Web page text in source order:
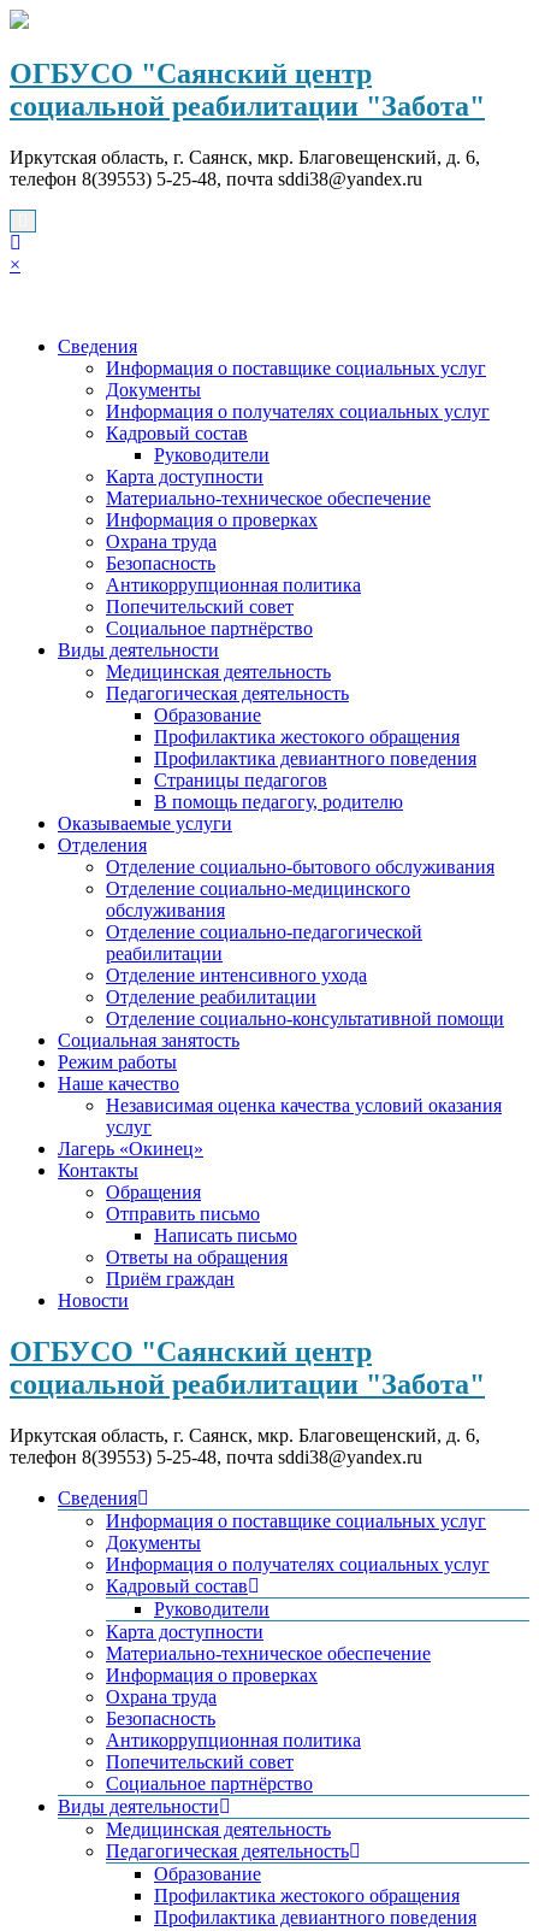
Перейти
содержимому
ОГБУСО "Саянский центр
социальной реабилитации "Забота"
Иркутская область, г. Саянск, мкр. Благовещенский, д. 6,
телефон 8(39553) 5-25-48, почта sddi38@yandex.ru
×
Сведения
Информация о поставщике социальных услуг
Документы
Информация о получателях социальных услуг
Кадровый состав
Руководители
Карта доступности
Материально-техническое обеспечение
Информация о проверках
Охрана труда
Безопасность
Антикоррупционная политика
Попечительский совет
Социальное партнёрство
Виды деятельности
Медицинская деятельность
Педагогическая деятельность
Образование
Профилактика жестокого обращения
Профилактика девиантного поведения
Страницы педагогов
В помощь педагогу, родителю
Оказываемые услуги
Отделения
Отделение социально-бытового обслуживания
Отделение социально-медицинского
обслуживания
Отделение социально-педагогической
реабилитации
Отделение интенсивного ухода
Отделение реабилитации
Отделение социально-консультативной помощи
Социальная занятость
Режим работы
Наше качество
Независимая оценка качества условий оказания
услуг
Лагерь «Окинец»
Контакты
Обращения
Отправить письмо
Написать письмо
Ответы на обращения
Приём граждан
Новости
ОГБУСО "Саянский центр
социальной реабилитации "Забота"
Иркутская область, г. Саянск, мкр. Благовещенский, д. 6,
телефон 8(39553) 5-25-48, почта sddi38@yandex.ru
Сведения
Информация о поставщике социальных услуг
Документы
Информация о получателях социальных услуг
Кадровый состав
Руководители
Карта доступности
Материально-техническое обеспечение
Информация о проверках
Охрана труда
Безопасность
Антикоррупционная политика
Попечительский совет
Социальное партнёрство
Виды деятельности
Медицинская деятельность
Педагогическая деятельность
Образование
Профилактика жестокого обращения
Профилактика девиантного поведения